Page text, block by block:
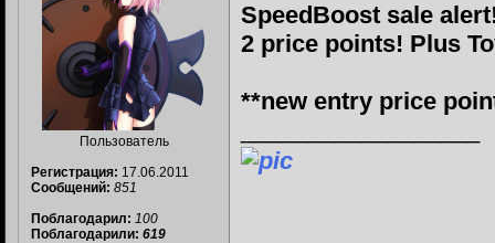
Пользователь
Регистрация: 17.06.2011
Сообщений: 851
Поблагодарил: 100
Поблагодарили: 619
SpeedBoost sale
2 price points! Plus
**new entry price